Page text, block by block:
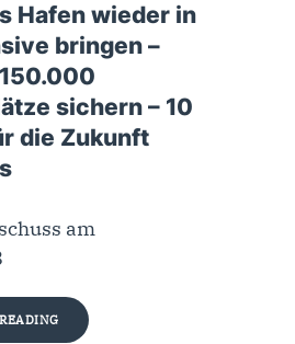
Hafen wieder in
bringen –
sichern – 10
die Zukunft
am